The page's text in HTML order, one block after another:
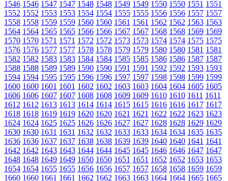
1546 1546 1547 1547 1548 1548 1549 1549 1550 1550 1551 1551
1552 1552 1553 1553 1554 1554 1555 1555 1556 1556 1557 1557
1558 1558 1559 1559 1560 1560 1561 1561 1562 1562 1563 1563
1564 1564 1565 1565 1566 1566 1567 1567 1568 1568 1569 1569
1570 1570 1571 1571 1572 1572 1573 1573 1574 1574 1575 1575
1576 1576 1577 1577 1578 1578 1579 1579 1580 1580 1581 1581
1582 1582 1583 1583 1584 1584 1585 1585 1586 1586 1587 1587
1588 1588 1589 1589 1590 1590 1591 1591 1592 1592 1593 1593
1594 1594 1595 1595 1596 1596 1597 1597 1598 1598 1599 1599
1600 1600 1601 1601 1602 1602 1603 1603 1604 1604 1605 1605
1606 1606 1607 1607 1608 1608 1609 1609 1610 1610 1611 1611
1612 1612 1613 1613 1614 1614 1615 1615 1616 1616 1617 1617
1618 1618 1619 1619 1620 1620 1621 1621 1622 1622 1623 1623
1624 1624 1625 1625 1626 1626 1627 1627 1628 1628 1629 1629
1630 1630 1631 1631 1632 1632 1633 1633 1634 1634 1635 1635
1636 1636 1637 1637 1638 1638 1639 1639 1640 1640 1641 1641
1642 1642 1643 1643 1644 1644 1645 1645 1646 1646 1647 1647
1648 1648 1649 1649 1650 1650 1651 1651 1652 1652 1653 1653
1654 1654 1655 1655 1656 1656 1657 1657 1658 1658 1659 1659
1660 1660 1661 1661 1662 1662 1663 1663 1664 1664 1665 1665